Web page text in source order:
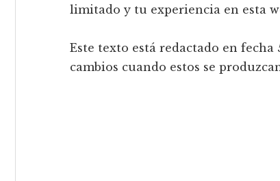
limitado y tu experiencia en esta
Este texto está redactado en fecha
cambios cuando estos se